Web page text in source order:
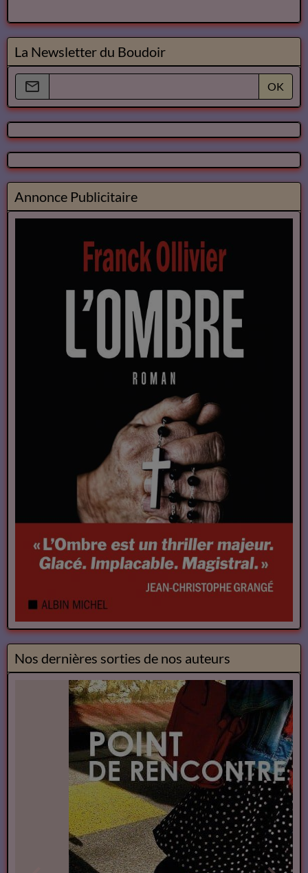
La Newsletter du Boudoir
OK
Annonce Publicitaire
Nos dernières sorties de nos auteurs